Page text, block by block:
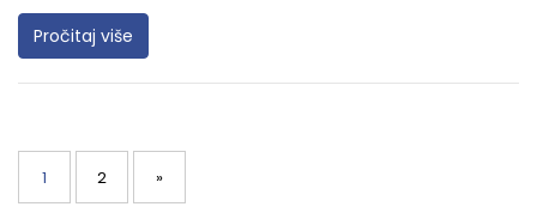
Pročitaj više
Posts
navigation
Page
1 Page
2 »